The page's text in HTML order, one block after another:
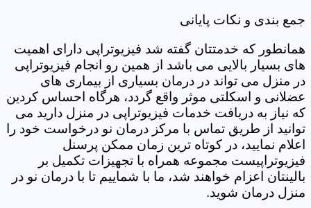
جمع بندی و نکات پایانی
همانطور که خدمتتان گفته شد فیزیوتراپی دارای اهمیت
های بسیار بالایی می باشد از همین رو انجام فیزیوتراپی
در منزل می تواند در درمان بسیاری از بیماری های
عضلانی و اسکلتی موثر واقع گردد، هرگاه احساس کردین
که نیاز به دریافت خدمات فیزیوتراپی در منزل دارید می
توانید از طریق تماس با مرکز درمان نو درخواست خود را
اعلام نمایید، در کوتاه ترین زمان ممکن پرسنل
فیزیوتراپیست مجموعه همراه با تجهیزات تکمیل بر
بالینتان اعزام خواهند شد، ما با شماییم تا با درمان نو در
منزل درمان شوید.